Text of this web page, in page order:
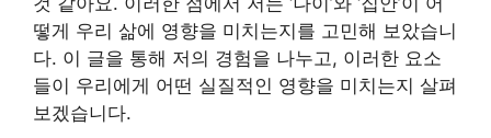
떻게 우리 삶에 영향을 미치는지를 고민해 보았습니
다. 이 글을 통해 저의 경험을 나누고, 이러한 요소
들이 우리에게 어떤 실질적인 영향을 미치는지 살펴
보겠습니다.